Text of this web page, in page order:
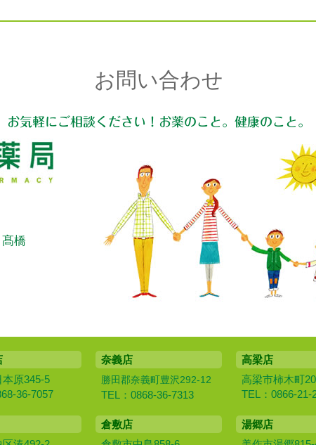
お問い合わせ
お気軽にご相談ください！お薬のこと。健康のこと。
橋
原345-5
36-7057
奈義店
勝田郡奈義町豊沢292-12
TEL：0868-36-7313
高梁店
高梁市柿木町
TEL：0866-21-
倉敷店
湯郷店